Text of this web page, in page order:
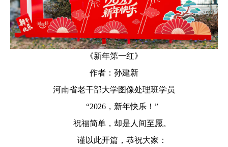
《新年第一红》
作者：孙建新
河南省老干部大学图像处理班学员
“2026，新年快乐！”
祝福简单，却是人间至愿。
谨以此开篇，恭祝大家：